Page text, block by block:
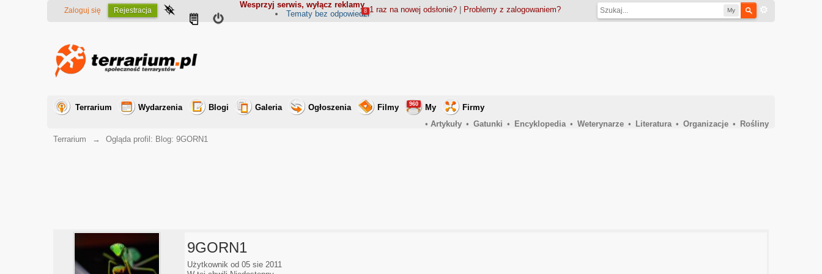
Wesprzyj serwis, wyłącz reklamy
My
Zaloguj się Rejestracja 1 raz na nowej odsłonie?| Problemy z zalogowaniem?
Tematy bez odpowiedzi
8
Terrarium Wydarzenia Blogi Galeria Ogłoszenia Filmy My
960
Firmy
• Artykuły • Gatunki • Encyklopedia • Weterynarze • Literatura • Organizacje •
Rośliny
Terrarium
→ Ogląda profil: Blog: 9GORN1
9GORN1
Użytkownik od 05 sie 2011